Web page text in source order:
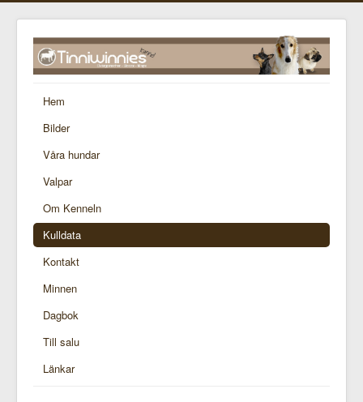
Hem
Bilder
Våra hundar
Valpar
Om Kenneln
Kulldata
Kontakt
Minnen
Dagbok
Till salu
Länkar